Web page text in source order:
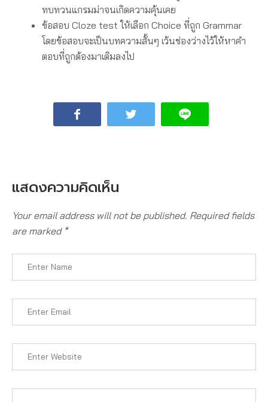
ทบทวนแกรมม่าจนเกิดความคุ้นเคย
ข้อสอบ Cloze test ให้เลือก Choice ที่ถูก Grammar
โดยข้อสอบจะเป็นบทความสั้นๆ เว้นช่องว่างไว้ให้หาคำ
ตอบที่ถูกต้องมาเติมลงไป
แสดงความคิดเห็น
Your email address will not be published. Required fields
are marked *